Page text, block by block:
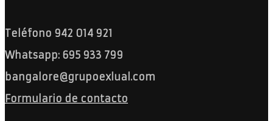
Teléfono 942 014 921
Whatsapp: 695 933 799
bangalore@grupoexlual.com
Formulario de contacto